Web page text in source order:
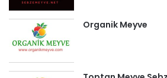
Organik Meyve